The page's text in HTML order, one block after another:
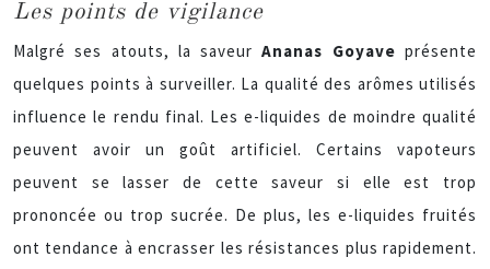
Les points de vigilance
Malgré ses atouts, la saveurAnanas Goyaveprésente
quelques points à surveiller. La qualité des arômes utilisés
influence le rendu final. Les e-liquides de moindre qualité
peuvent avoir un goût artificiel. Certains vapoteurs
peuvent se lasser de cette saveur si elle est trop
prononcée ou trop sucrée. De plus, les e-liquides fruités
ont tendance à encrasser les résistances plus rapidement.